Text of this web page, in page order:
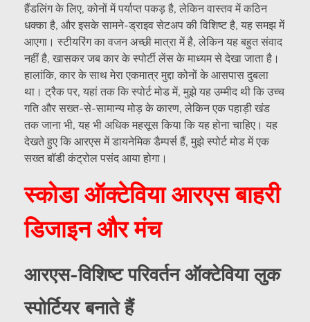
हैंडलिंग के लिए, कोनों में पर्याप्त पकड़ है, लेकिन वास्तव में कठिन
धक्का है, और इसके सामने-ड्राइव सेटअप की विशिष्ट है, यह समझ में
आएगा। स्टीयरिंग का वजन अच्छी मात्रा में है, लेकिन यह बहुत संवाद
नहीं है, खासकर जब कार के स्पोर्टी लेंस के माध्यम से देखा जाता है।
हालांकि, कार के साथ मेरा एकमात्र मुद्दा कोनों के आसपास दुबला
था। ट्रैक पर, यहां तक ​​कि स्पोर्ट मोड में, मुझे यह उम्मीद थी कि उच्च
गति और सख्त-से-सामान्य मोड़ के कारण, लेकिन एक पहाड़ी खंड
तक जाना भी, यह भी अधिक महसूस किया कि यह होना चाहिए। यह
देखते हुए कि आरएस में डायनेमिक डैम्पर्स हैं, मुझे स्पोर्ट मोड में एक
सख्त बॉडी कंट्रोल पसंद आया होगा।
स्कोडा ऑक्टेविया आरएस बाहरी
डिजाइन और मंच
आरएस-विशिष्ट परिवर्तन ऑक्टेविया लुक
स्पोर्टियर बनाते हैं